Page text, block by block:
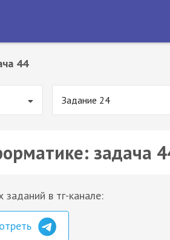
44
Задание 24
задача
в тг-канале: